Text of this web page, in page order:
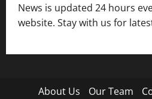
News is updated 24 hours
website. Stay with us for
About Us Our Team